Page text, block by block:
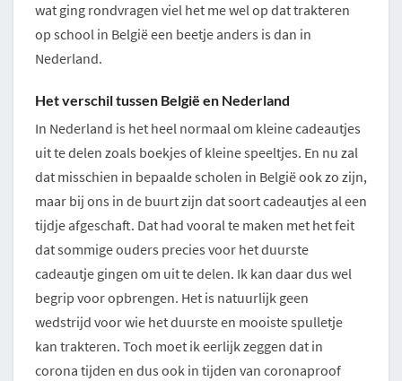
wat ging rondvragen viel het me wel op dat trakteren
op school in België een beetje anders is dan in
Nederland.
Het verschil tussen België en Nederland
In Nederland is het heel normaal om kleine cadeautjes
uit te delen zoals boekjes of kleine speeltjes. En nu zal
dat misschien in bepaalde scholen in België ook zo zijn,
maar bij ons in de buurt zijn dat soort cadeautjes al een
tijdje afgeschaft. Dat had vooral te maken met het feit
dat sommige ouders precies voor het duurste
cadeautje gingen om uit te delen. Ik kan daar dus wel
begrip voor opbrengen. Het is natuurlijk geen
wedstrijd voor wie het duurste en mooiste spulletje
kan trakteren. Toch moet ik eerlijk zeggen dat in
corona tijden en dus ook in tijden van coronaproof